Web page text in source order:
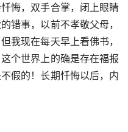
悔，双手合掌，闭上眼睛
错事，以前不孝敬父母，
我现在每天早上看佛书，
个世界上的确是存在福报
假的！长期忏悔以后，内